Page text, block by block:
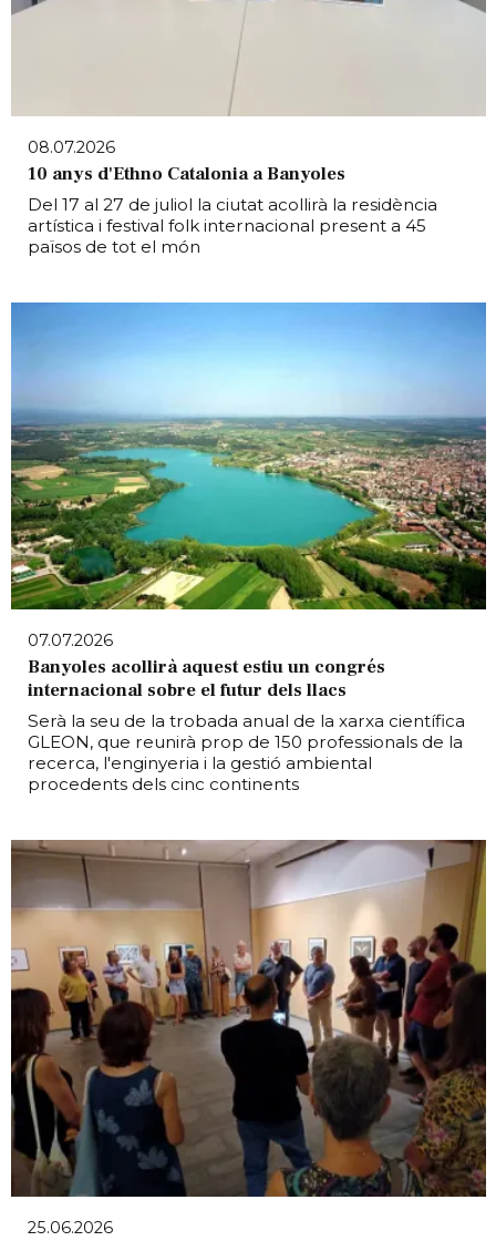
08.07.2026
10 anys d'Ethno Catalonia a Banyoles
Del 17 al 27 de juliol la ciutat acollirà la residència
artística i festival folk internacional present a 45
països de tot el món
07.07.2026
Banyoles acollirà aquest estiu un congrés
internacional sobre el futur dels llacs
Serà la seu de la trobada anual de la xarxa científica
GLEON, que reunirà prop de 150 professionals de la
recerca, l'enginyeria i la gestió ambiental
procedents dels cinc continents
25.06.2026